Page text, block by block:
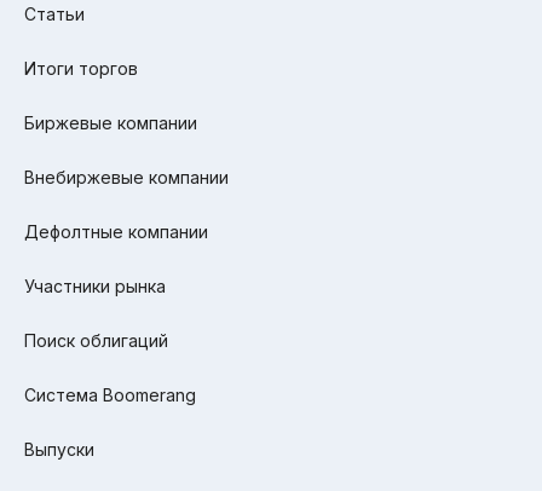
Статьи
Итоги торгов
Биржевые компании
Внебиржевые компании
Дефолтные компании
Участники рынка
Поиск облигаций
Система Boomerang
Выпуски